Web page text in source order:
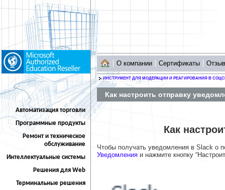
Автоматизация торговли
Программные продукты
Ремонт и техническое
обслуживание
Интеллектуальные системы
Решения для Web
Терминальные решения
О компании Сертификаты
ИНСТРУМЕНТ ДЛЯ МОДЕРАЦИИ И РЕАГИРОВАНИЯ В
Как настроить отправку
Как
Чтобы получать уведомления в Slack о
Уведомления и нажмите кнопку